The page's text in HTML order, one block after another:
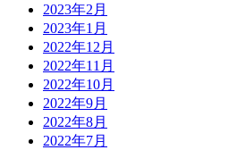
2023年2月
2023年1月
2022年12月
2022年11月
2022年10月
2022年9月
2022年8月
2022年7月